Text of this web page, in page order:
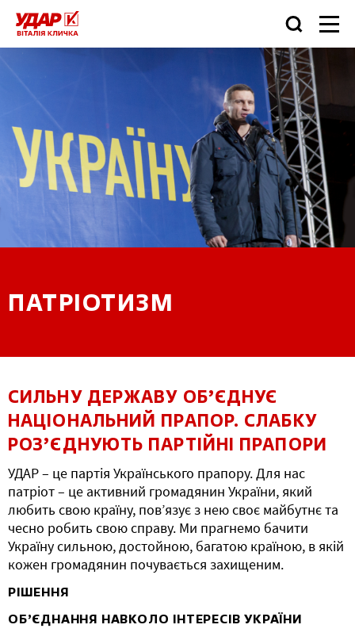
ПАТРІОТИЗМ
СИЛЬНУ ДЕРЖАВУ ОБ’ЄДНУЄ
НАЦІОНАЛЬНИЙ ПРАПОР. СЛАБКУ
РОЗ’ЄДНУЮТЬ ПАРТІЙНІ ПРАПОРИ
УДАР – це партія Українського прапору. Для нас
патріот – це активний громадянин України, який
любить свою країну, пов’язує з нею своє майбутнє та
чесно робить свою справу. Ми прагнемо бачити
Україну сильною, достойною, багатою країною, в якій
кожен громадянин почувається захищеним.
РІШЕННЯ
ОБ’ЄДНАННЯ НАВКОЛО ІНТЕРЕСІВ УКРАЇНИ